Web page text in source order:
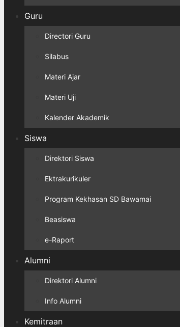
Guru
Directori Guru
Silabus
Materi Ajar
Materi Uji
Kalender Akademik
Siswa
Direktori Siswa
Ektrakurikuler
Program Kekhasan SD Bawamai
Beasiswa
e-Raport
Alumni
Direktori Alumni
Info Alumni
Kemitraan